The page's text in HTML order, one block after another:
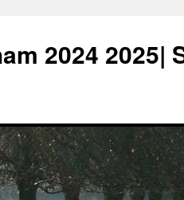
2024 2025|